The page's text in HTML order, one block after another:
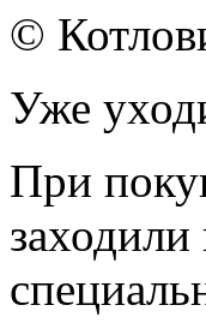
©
Уже
При